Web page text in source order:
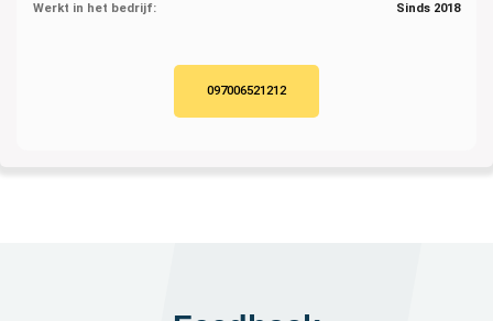
Werkt in het bedrijf: Sinds 2018
097006521212